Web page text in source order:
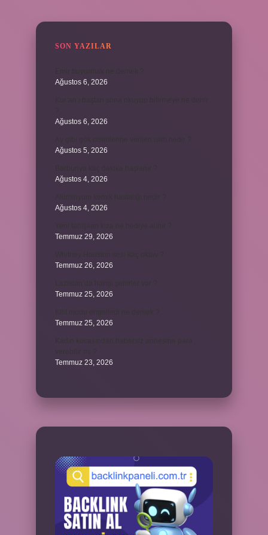
SON YAZILAR
Ağustos 6, 2026
Ağustos 6, 2026
Ağustos 5, 2026
Ağustos 4, 2026
Ağustos 4, 2026
Temmuz 29, 2026
Temmuz 26, 2026
Temmuz 25, 2026
Temmuz 25, 2026
Temmuz 23, 2026